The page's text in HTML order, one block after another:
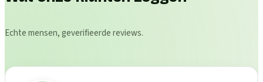
Echte mensen, geverifieerde reviews.